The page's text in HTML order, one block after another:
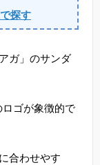
探す
ガ」のサンダ
ゴが象徴的で
合わせやす